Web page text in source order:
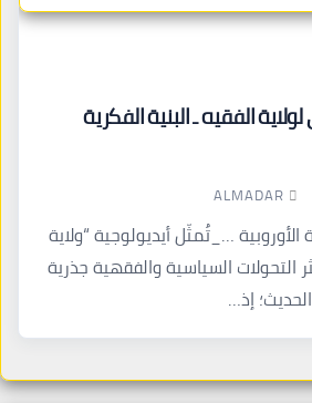
الفقيه ـ البنية الفكرية
ALMADAR
الأوروبية …_تُمثّل أيديولوجية “ولاية
التحولات السياسية والفقهية جذرية
إذ…